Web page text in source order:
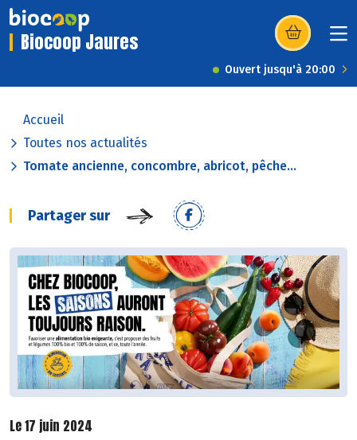
Biocoop Jaures (s’ouvre dans
Ouvert jusqu'à 20:00
Accueil
Toutes nos actualités
Tomate ancienne, concombre, abricot, pêche...
Partager sur
Le 17 juin 2024